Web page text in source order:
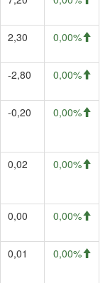
2,30 0,00%
-2,80 0,00%
-0,20 0,00%
0,02 0,00%
0,00 0,00%
0,01 0,00%